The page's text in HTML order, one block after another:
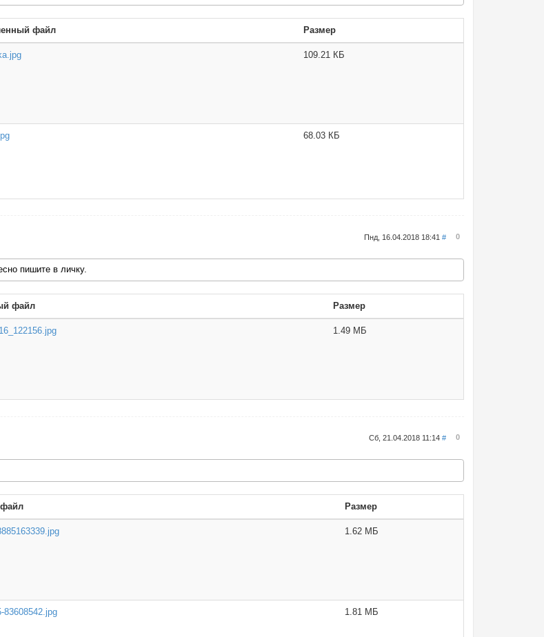
файл Размер
109.21 КБ
68.03 КБ
Пнд, 16.04.2018 18:41# 0
пишите в личку.
файл Размер
1.49 МБ
Сб, 21.04.2018 11:14# 0
Размер
1.62 МБ
83608542.jpg 1.81 МБ